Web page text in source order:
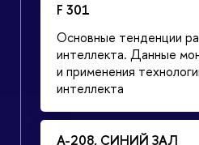
F 301
Основные тенденции
интеллекта. Данные
и применения
интеллекта
А-208, СИНИЙ ЗАЛ